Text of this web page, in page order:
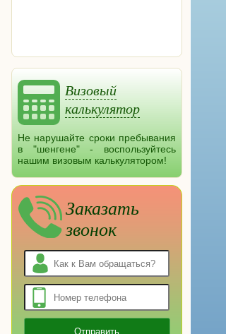
Визовый
калькулятор
Не нарушайте сроки пребывания
в "шенгене" - воспользуйтесь
нашим визовым калькулятором!
Заказать
звонок